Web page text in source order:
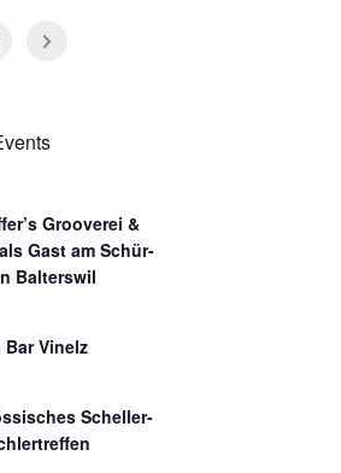
Grooverei &
Gast am Schür-
Balterswil
Bar Vinelz
Scheller-